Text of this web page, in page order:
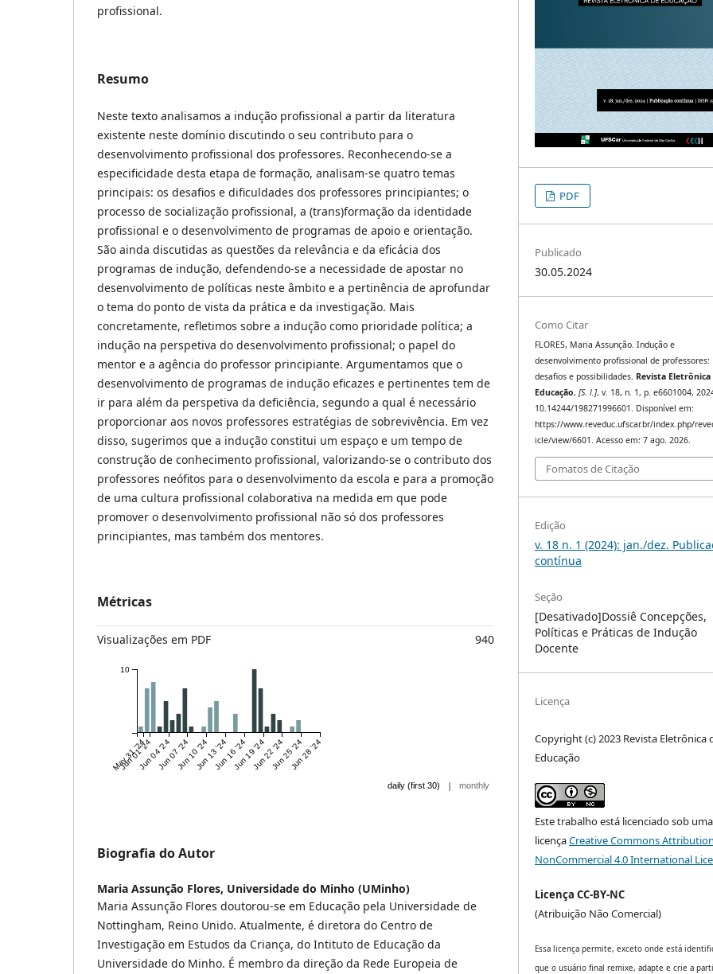
profissional.
Resumo
Neste texto analisamos a indução profissional a partir da literatura
existente neste domínio discutindo o seu contributo para o
desenvolvimento profissional dos professores. Reconhecendo-se a
especificidade desta etapa de formação, analisam-se quatro temas
principais: os desafios e dificuldades dos professores principiantes; o
processo de socialização profissional, a (trans)formação da identidade
profissional e o desenvolvimento de programas de apoio e orientação.
São ainda discutidas as questões da relevância e da eficácia dos
programas de indução, defendendo-se a necessidade de apostar no
desenvolvimento de políticas neste âmbito e a pertinência de aprofundar
o tema do ponto de vista da prática e da investigação. Mais
concretamente, refletimos sobre a indução como prioridade política; a
indução na perspetiva do desenvolvimento profissional; o papel do
mentor e a agência do professor principiante. Argumentamos que o
desenvolvimento de programas de indução eficazes e pertinentes tem de
ir para além da perspetiva da deficiência, segundo a qual é necessário
proporcionar aos novos professores estratégias de sobrevivência. Em vez
disso, sugerimos que a indução constitui um espaço e um tempo de
construção de conhecimento profissional, valorizando-se o contributo dos
professores neófitos para o desenvolvimento da escola e para a promoção
de uma cultura profissional colaborativa na medida em que pode
promover o desenvolvimento profissional não só dos professores
principiantes, mas também dos mentores.
Métricas
Visualizações em PDF 940
May 31 '24
Jun 01 '24Jun 04 '24Jun 07 '24Jun 10 '24Jun 13 '24Jun 16 '24Jun 19 '24Jun 22 '24Jun 25 '24Jun 28 '24
10
daily (first 30) | monthly
Biografia do Autor
Maria Assunção Flores, Universidade do Minho (UMinho)
Maria Assunção Flores doutorou-se em Educação pela Universidade de
Nottingham, Reino Unido. Atualmente, é diretora do Centro de
Investigação em Estudos da Criança, do Intituto de Educação da
Universidade do Minho. É membro da direção da Rede Europeia de
PDF
Publicado
30.05.2024
Como Citar
FLORES, Maria Assunção. Indução e
desenvolvimento profissional de professores:
desafios e possibilidades. Revista Eletrônica
Educação,[S. l.], v. 18, n. 1, p. e6601004,
10.14244/198271996601. Disponível em:
https://www.reveduc.ufscar.br/index.php/
icle/view/6601. Acesso em: 7 ago. 2026.
Fomatos de Citação
Edição
v. 18 n. 1 (2024): jan./dez.
contínua
Seção
[Desativado]Dossiê Concepções,
Políticas e Práticas de Indução
Docente
Licença
Copyright (c) 2023 Revista Eletrônica
Educação
Este trabalho está licenciado sob uma
licençaCreative Commons
NonCommercial 4.0 International
Licença CC-BY-NC
(Atribuição Não Comercial)
Essa licença permite, exceto onde está
que o usuário final remixe, adapte e crie a